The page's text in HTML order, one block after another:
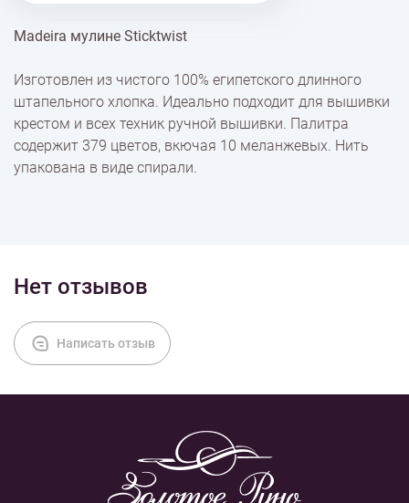
% Скидки
Доставка
Оплата
Madeira мулине Sticktwist
Изготовлен из чистого 100% египетского длинного
штапельного хлопка. Идеально подходит для вышивки
крестом и всех техник ручной вышивки. Палитра
содержит 379 цветов, вкючая 10 меланжевых. Нить
упакована в виде спирали.
Нет отзывов
Написать отзыв